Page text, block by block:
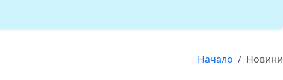
Начало Новини